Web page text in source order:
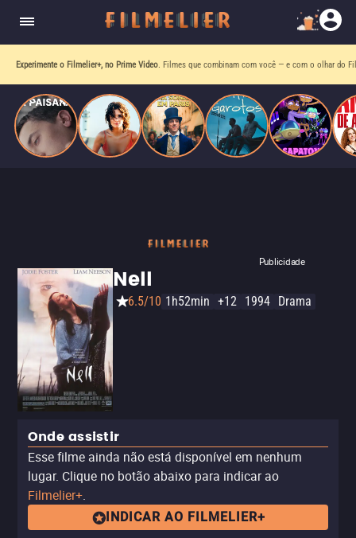
Experimente o Filmelier+, no Prime Video . Filmes que combinam com você — e com o olhar do
Publicidade
Nell
6.5/10 1h52min +12 1994 Drama
Onde assistir
Esse filme ainda não está disponível em nenhum
lugar. Clique no botão abaixo para indicar ao
Filmelier+.
INDICAR AO FILMELIER+
quando se apaixona por um de seus alvos.